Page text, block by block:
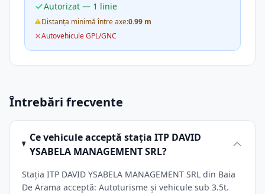
Autorizat — 1 linie
Distanța minimă între axe:0.99 m
Autovehicule GPL/GNC
Întrebări frecvente
Ce vehicule acceptă stația ITP DAVID
YSABELA MANAGEMENT SRL?
Stația ITP DAVID YSABELA MANAGEMENT SRL din Baia
De Arama acceptă: Autoturisme și vehicule sub 3.5t.